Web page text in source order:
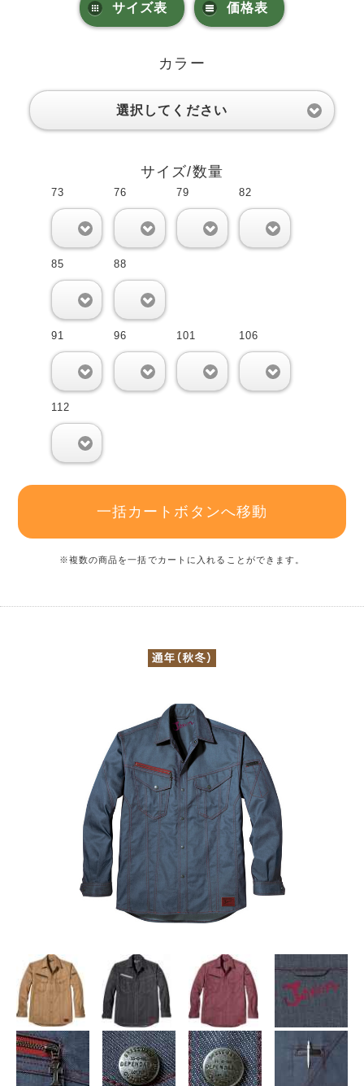
サイズ表 価格表
カラー
選択してください
サイズ/数量
73 76 79 82
85 88
91 96 101 106
112
一括カートボタンへ移動
※複数の商品を一括でカートに入れることができます。